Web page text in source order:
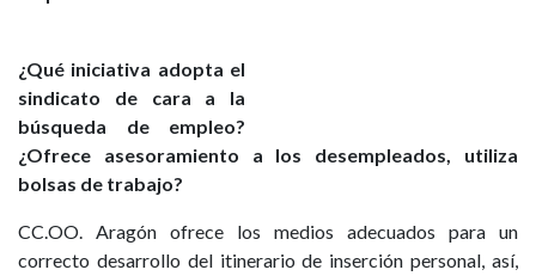
¿Qué iniciativa adopta el
sindicato de cara a la
búsqueda de empleo?
¿Ofrece asesoramiento a los desempleados, utiliza
bolsas de trabajo?
CC.OO. Aragón ofrece los medios adecuados para un
correcto desarrollo del itinerario de inserción personal, así,